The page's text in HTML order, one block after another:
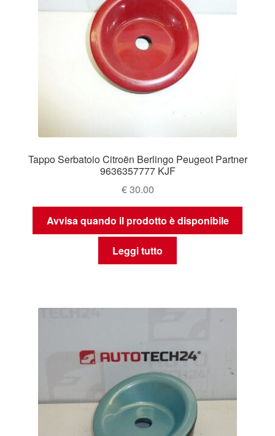
Tappo Serbatoio Citroën Berlingo Peugeot Partner
9636357777 KJF
€30.00
Avvisa quando il prodotto è disponibile
Leggi tutto